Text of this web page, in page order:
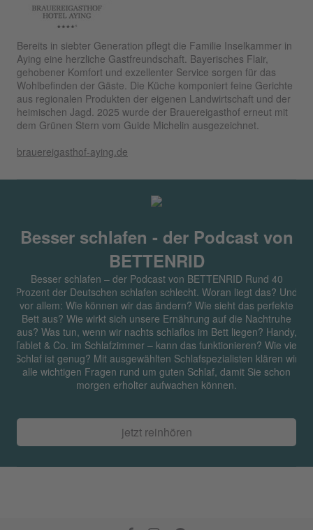
Bereits in siebter Generation pflegt die Familie Inselkammer in
Aying eine herzliche Gastfreundschaft. Bayerisches Flair,
gehobener Komfort und exzellenter Service sorgen für das
Wohlbefinden der Gäste. Die Küche komponiert feine Gerichte
aus regionalen Produkten der eigenen Landwirtschaft und der
heimischen Jagd. 2025 wurde der Brauereigasthof erneut mit
dem Grünen Stern vom Guide Michelin ausgezeichnet.
brauereigasthof-aying.de
Besser schlafen - der Podcast von
BETTENRID
Besser schlafen – der Podcast von BETTENRID Rund 40
Prozent der Deutschen schlafen schlecht. Woran liegt das? Und
vor allem: Wie können wir das ändern? Wie sieht das perfekte
Bett aus? Wie wirkt sich unsere Ernährung auf die Nachtruhe
aus? Was tun, wenn wir nachts schlaflos im Bett liegen? Handy,
Tablet & Co. im Schlafzimmer – kann das funktionieren? Wie viel
Schlaf ist genug? Mit ausgewählten Schlafspezialisten klären wir
alle wichtigen Fragen rund um guten Schlaf, damit Sie schon
morgen erholter aufwachen können.
jetzt reinhören